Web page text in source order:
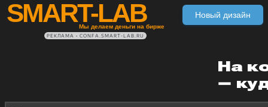
SMART-LAB
Мы делаем деньги на бирже
Новый дизайн
РЕКЛАМА • CONFA.SMART-LAB.RU